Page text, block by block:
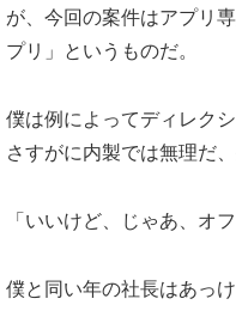
が、今回の案件はアプリ
プリ」というものだ。
僕は例によってディレク
さすがに内製では無理だ
「いいけど、じゃあ、オ
僕と同い年の社長はあっ